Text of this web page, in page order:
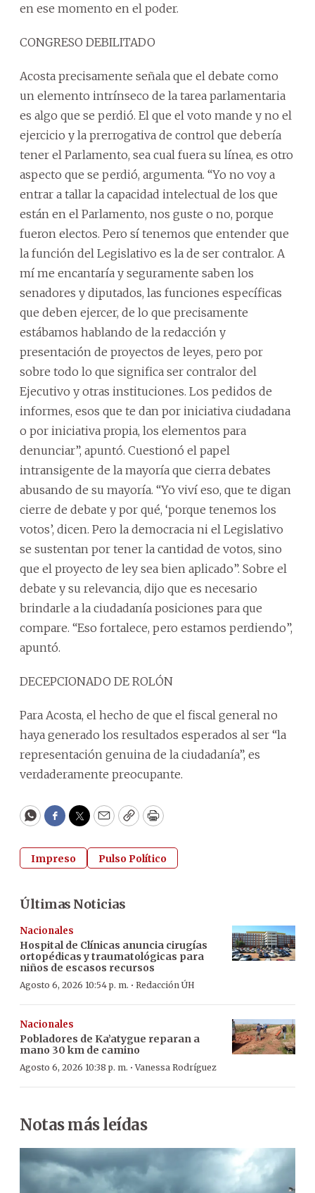
en ese momento en el poder.
CONGRESO DEBILITADO
Acosta precisamente señala que el debate como
un elemento intrínseco de la tarea parlamentaria
es algo que se perdió. El que el voto mande y no el
ejercicio y la prerrogativa de control que debería
tener el Parlamento, sea cual fuera su línea, es otro
aspecto que se perdió, argumenta. “Yo no voy a
entrar a tallar la capacidad intelectual de los que
están en el Parlamento, nos guste o no, porque
fueron electos. Pero sí tenemos que entender que
la función del Legislativo es la de ser contralor. A
mí me encantaría y seguramente saben los
senadores y diputados, las funciones específicas
que deben ejercer, de lo que precisamente
estábamos hablando de la redacción y
presentación de proyectos de leyes, pero por
sobre todo lo que significa ser contralor del
Ejecutivo y otras instituciones. Los pedidos de
informes, esos que te dan por iniciativa ciudadana
o por iniciativa propia, los elementos para
denunciar”, apuntó. Cuestionó el papel
intransigente de la mayoría que cierra debates
abusando de su mayoría. “Yo viví eso, que te digan
cierre de debate y por qué, ‘porque tenemos los
votos’, dicen. Pero la democracia ni el Legislativo
se sustentan por tener la cantidad de votos, sino
que el proyecto de ley sea bien aplicado”. Sobre el
debate y su relevancia, dijo que es necesario
brindarle a la ciudadanía posiciones para que
compare. “Eso fortalece, pero estamos perdiendo”,
apuntó.
DECEPCIONADO DE ROLÓN
Para Acosta, el hecho de que el fiscal general no
haya generado los resultados esperados al ser “la
representación genuina de la ciudadanía”, es
verdaderamente preocupante.
WhatsApp
Facebook
Twitter
EmailCopyPrint
Impreso Pulso Político
Últimas Noticias
Nacionales
Hospital de Clínicas anuncia cirugías
ortopédicas y traumatológicas para
niños de escasos recursos
Agosto 6, 2026 10:54 p. m. · Redacción ÚH
Nacionales
Pobladores de Ka’atygue reparan a
mano 30 km de camino
Agosto 6, 2026 10:38 p. m. ·Vanessa Rodríguez
Notas más leídas